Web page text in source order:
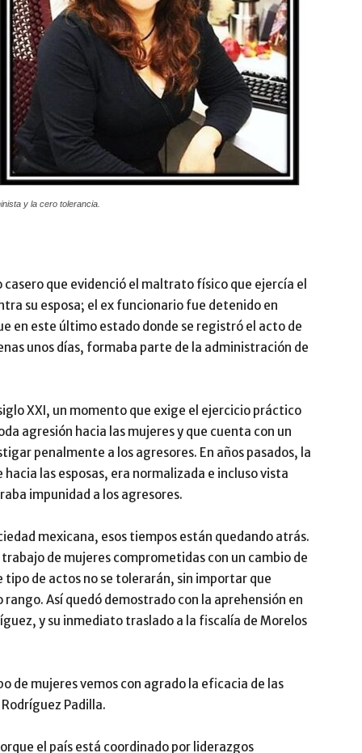
y la cero tolerancia.
que evidenció el maltrato físico que ejercía el
su esposa; el ex funcionario fue detenido en
en este último estado donde se registró el acto de
unos días, formaba parte de la administración de
XXI, un momento que exige el ejercicio práctico
agresión hacia las mujeres y que cuenta con un
penalmente a los agresores. En años pasados, la
las esposas, era normalizada e incluso vista
impunidad a los agresores.
mexicana, esos tiempos están quedando atrás.
de mujeres comprometidas con un cambio de
de actos no se tolerarán, sin importar que
Así quedó demostrado con la aprehensión en
y su inmediato traslado a la fiscalía de Morelos
de mujeres vemos con agrado la eficacia de las
Padilla.
el país está coordinado por liderazgos